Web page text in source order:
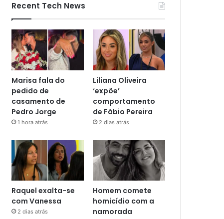
Recent Tech News
Marisa fala do
pedido de
casamento de
Pedro Jorge
1 hora atrás
Liliana Oliveira
‘expõe’
comportamento
de Fábio Pereira
2 dias atrás
Raquel exalta-se
com Vanessa
2 dias atrás
Homem comete
homicídio com a
namorada